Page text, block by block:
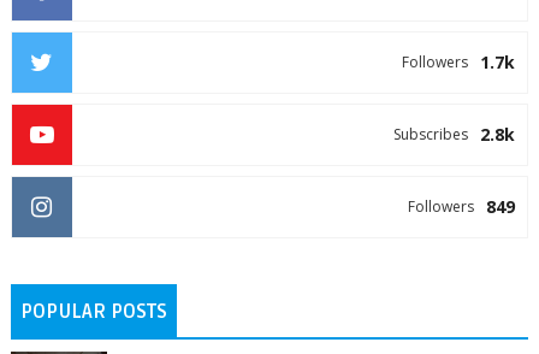
1.7k
Followers
2.8k
Subscribes
849
Followers
POPULAR POSTS